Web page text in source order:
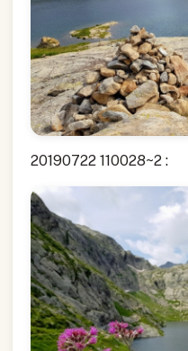
20190722 110028~2 :